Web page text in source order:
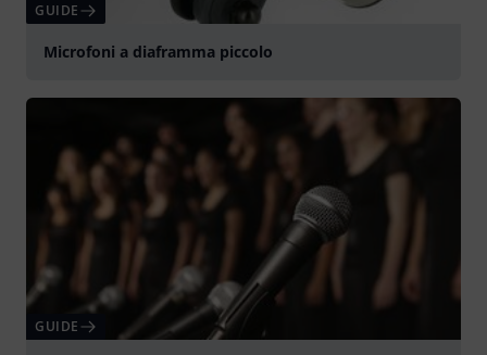
GUIDE
Microfoni a diaframma piccolo
GUIDE